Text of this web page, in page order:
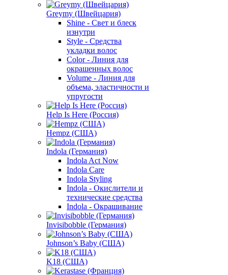
Greymy (Швейцария)
Shine - Свет и блеск
изнутри
Style - Средства
укладки волос
Color - Линия для
окрашенных волос
Volume - Линия для
объема, эластичности и
упругости
Help Is Here (Россия)
Hempz (США)
Indola (Германия)
Indola Act Now
Indola Care
Indola Styling
Indola - Окислители и
технические средства
Indola - Окрашивание
Invisibobble (Германия)
Johnson’s Baby (США)
K18 (США)